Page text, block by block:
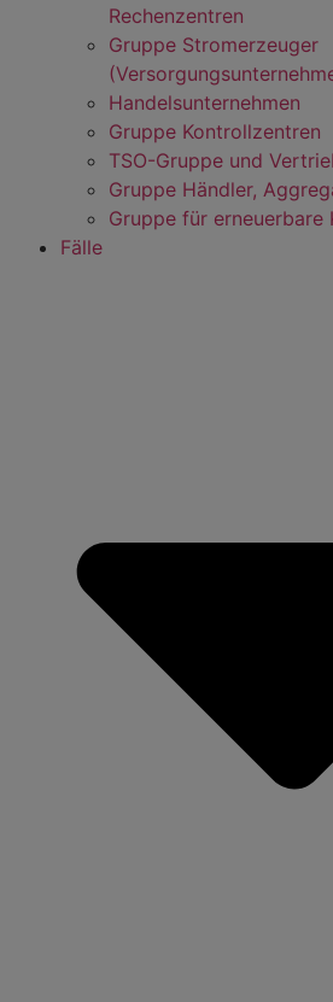
Rechenzentren
Gruppe Stromerzeuger
Handelsunternehmen
Gruppe Kontrollzentren
TSO-Gruppe und
Gruppe Händler,
Gruppe für
Fälle